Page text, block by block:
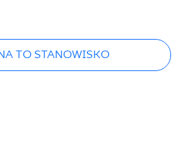
TO STANOWISKO